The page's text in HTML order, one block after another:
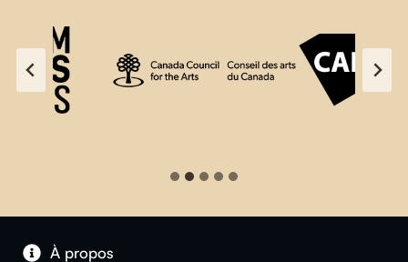
À propos